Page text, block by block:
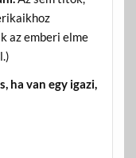
az emberi elme
ha van egy igazi,